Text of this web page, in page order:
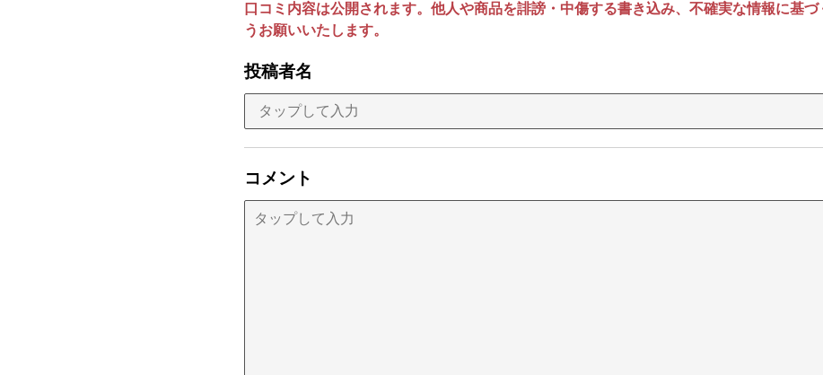
口コミ内容は公開されます。他人や商品を誹謗・中傷する書き込み、不確実な情報に基づ
うお願いいたします。
投稿者名
コメント